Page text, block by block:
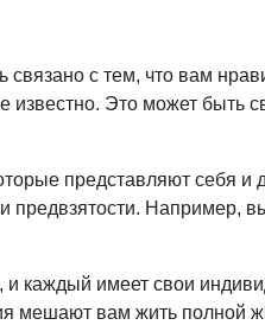
с тем, что вам
Это может быть
представляют себя и
Например,
каждый имеет свои
мешают вам жить полной